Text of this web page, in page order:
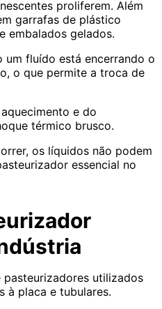
proliferem. Além
garrafas de plástico
embalados gelados.
um fluído está encerrando o
o que permite a troca de
e do
térmico brusco.
os líquidos não podem
essencial no
utilizados
à placa e tubulares.